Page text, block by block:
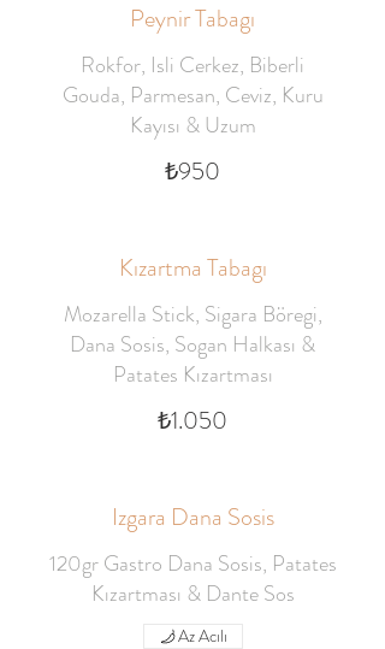
Peynir Tabagı
Rokfor, Isli Cerkez, Biberli
Gouda, Parmesan, Ceviz, Kuru
Kayısı & Uzum
₺950
Kızartma Tabagı
Mozarella Stick, Sigara Böregi,
Dana Sosis, Sogan Halkası &
Patates Kızartması
₺1.050
Izgara Dana Sosis
120gr Gastro Dana Sosis, Patates
Kızartması & Dante Sos
Az Acılı